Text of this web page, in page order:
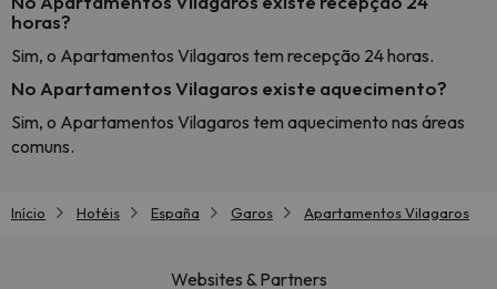
horas?
Sim, o Apartamentos Vilagaros tem recepção 24 horas.
No Apartamentos Vilagaros existe aquecimento?
Sim, o Apartamentos Vilagaros tem aquecimento nas áreas
comuns.
Início Hotéis España Garos Apartamentos Vilagaros
Websites & Partners